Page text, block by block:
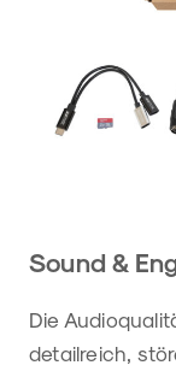
Sound &
Die
detailreich,